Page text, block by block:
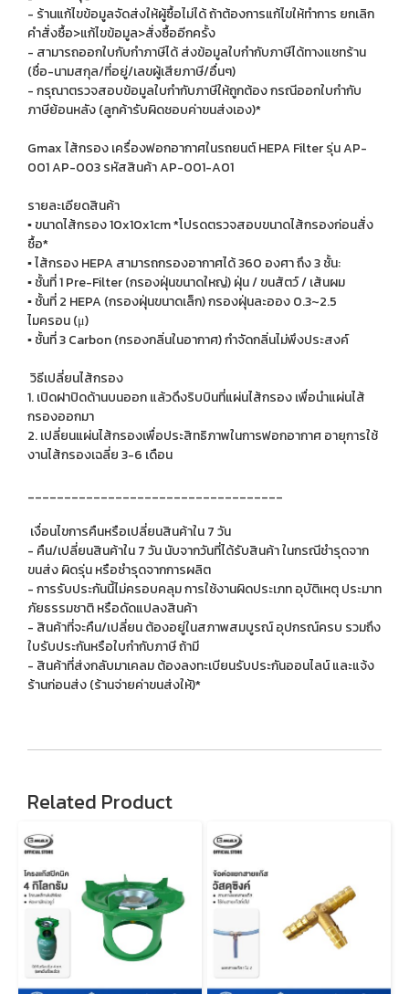
- ร้านแก้ไขข้อมูลจัดส่งให้ผู้ซื้อไม่ได้ ถ้าต้องการแก้ไขให้ทำการ ยกเลิก
คำสั่งซื้อ>แก้ไขข้อมูล>สั่งซื้ออีกครั้ง
- สามารถออกใบกับกำภาษีได้ ส่งข้อมูลใบกำกับภาษีได้ทางแชทร้าน
(ชื่อ-นามสกุล/ที่อยู่/เลขผู้เสียภาษี/อื่นๆ)
- กรุณาตรวจสอบข้อมูลใบกำกับภาษีให้ถูกต้อง กรณีออกใบกำกับ
ภาษีย้อนหลัง (ลูกค้ารับผิดชอบค่าขนส่งเอง)*
Gmax ไส้กรอง เครื่องฟอกอากาศในรถยนต์ HEPA Filter รุ่น AP-
001 AP-003 รหัสสินค้า AP-001-A01
รายละเอียดสินค้า
▪ ขนาดไส้กรอง 10x10x1cm *โปรดตรวจสอบขนาดไส้กรองก่อนสั่ง
ซื้อ*
▪ ไส้กรอง HEPA สามารถกรองอากาศได้ 360 องศา ถึง 3 ชั้น:
▪ ชั้นที่ 1 Pre-Filter (กรองฝุ่นขนาดใหญ่) ฝุ่น / ขนสัตว์ / เส้นผม
▪ ชั้นที่ 2 HEPA (กรองฝุ่นขนาดเล็ก) กรองฝุ่นละออง 0.3~2.5
ไมครอน (μ)
▪ ชั้นที่ 3 Carbon (กรองกลิ่นในอากาศ) กำจัดกลิ่นไม่พึงประสงค์
วิธีเปลี่ยนไส้กรอง
1. เปิดฝาปิดด้านบนออก แล้วดึงริบบินที่แผ่นไส้กรอง เพื่อนำแผ่นไส้
กรองออกมา
2. เปลี่ยนแผ่นไส้กรองเพื่อประสิทธิภาพในการฟอกอากาศ อายุการใช้
งานไส้กรองเฉลี่ย 3-6 เดือน
___________________________________
เงื่อนไขการคืนหรือเปลี่ยนสินค้าใน 7 วัน
- คืน/เปลี่ยนสินค้าใน 7 วัน นับจากวันที่ได้รับสินค้า ในกรณีชำรุดจาก
ขนส่ง ผิดรุ่น หรือชำรุดจากการผลิต
- การรับประกันนี้ไม่ครอบคลุม การใช้งานผิดประเภท อุบัติเหตุ ประมาท
ภัยธรรมชาติ หรือดัดแปลงสินค้า
- สินค้าที่จะคืน/เปลี่ยน ต้องอยู่ในสภาพสมบูรณ์ อุปกรณ์ครบ รวมถึง
ใบรับประกันหรือใบกำกับภาษี ถ้ามี
- สินค้าที่ส่งกลับมาเคลม ต้องลงทะเบียนรับประกันออนไลน์ และแจ้ง
ร้านก่อนส่ง (ร้านจ่ายค่าขนส่งให้)*
Related Product